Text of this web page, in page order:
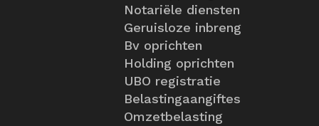
Notariële diensten
Geruisloze inbreng
Bv oprichten
Holding oprichten
UBO registratie
Belastingaangiftes
Omzetbelasting